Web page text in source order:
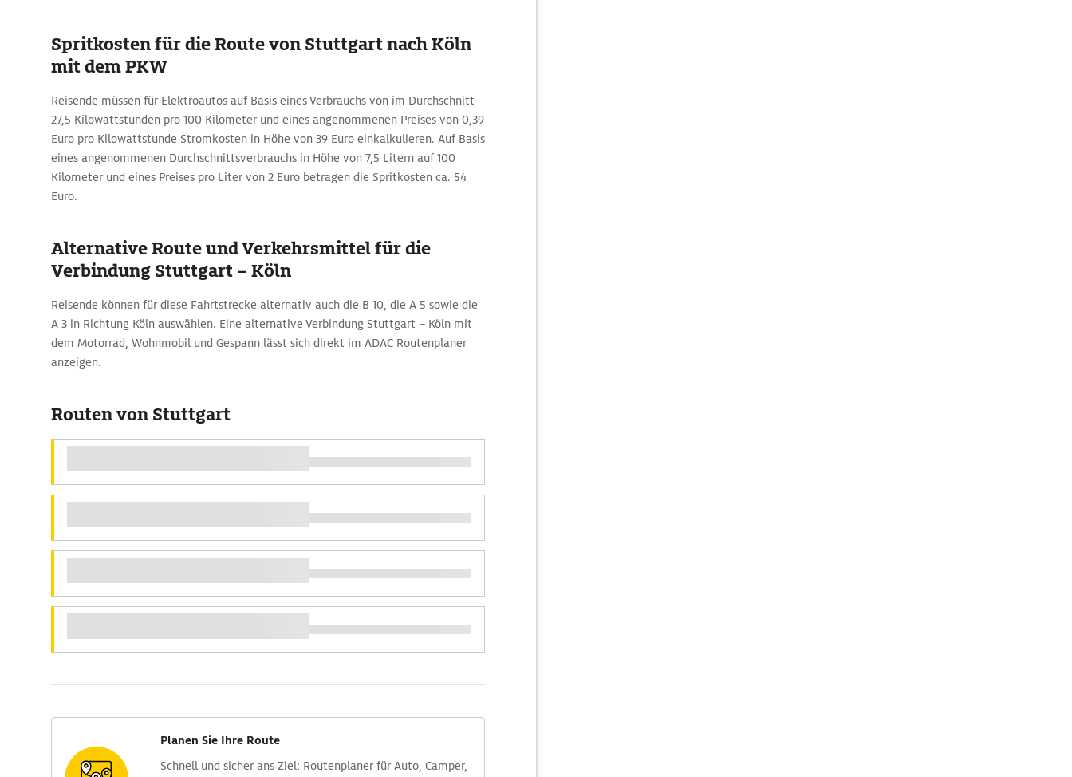
Spritkosten für die Route von Stuttgart nach Köln
mit dem PKW
Reisende müssen für Elektroautos auf Basis eines Verbrauchs von im Durchschnitt
27,5 Kilowattstunden pro 100 Kilometer und eines angenommenen Preises von 0,39
Euro pro Kilowattstunde Stromkosten in Höhe von 39 Euro einkalkulieren. Auf Basis
eines angenommenen Durchschnittsverbrauchs in Höhe von 7,5 Litern auf 100
Kilometer und eines Preises pro Liter von 2 Euro betragen die Spritkosten ca. 54
Euro.
Alternative Route und Verkehrsmittel für die
Verbindung Stuttgart – Köln
Reisende können für diese Fahrtstrecke alternativ auch die B 10, die A 5 sowie die
A 3 in Richtung Köln auswählen. Eine alternative Verbindung Stuttgart – Köln mit
dem Motorrad, Wohnmobil und Gespann lässt sich direkt im ADAC Routenplaner
anzeigen.
Routen von Stuttgart
Planen Sie Ihre Route
Schnell und sicher ans Ziel: Routen­planer für Auto, Camper,